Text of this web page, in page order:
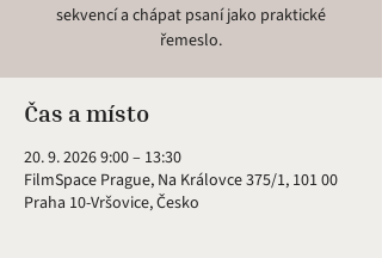
sekvencí a chápat psaní jako praktické
řemeslo.
Čas a místo
20. 9. 2026 9:00 – 13:30
FilmSpace Prague, Na Královce 375/1, 101 00
Praha 10-Vršovice, Česko